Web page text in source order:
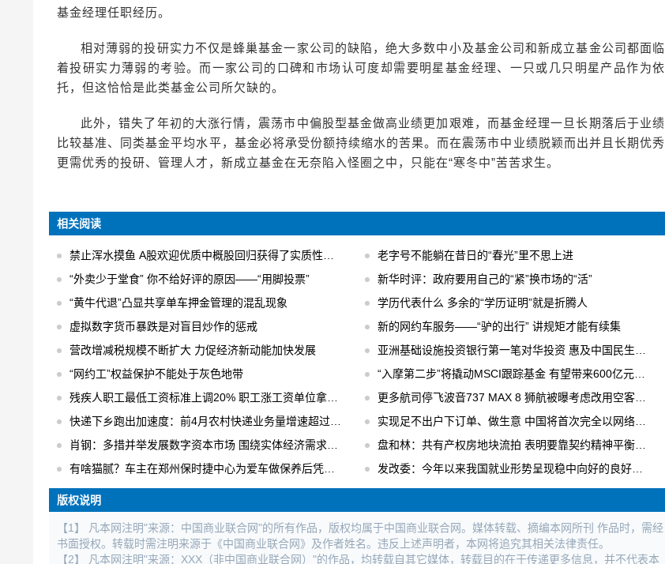
基金经理任职经历。
相对薄弱的投研实力不仅是蜂巢基金一家公司的缺陷，绝大多数中小及基金公司和新成立基金公司都面临
着投研实力薄弱的考验。而一家公司的口碑和市场认可度却需要明星基金经理、一只或几只明星产品作为依
托，但这恰恰是此类基金公司所欠缺的。
此外，错失了年初的大涨行情，震荡市中偏股型基金做高业绩更加艰难，而基金经理一旦长期落后于业绩
比较基准、同类基金平均水平，基金必将承受份额持续缩水的苦果。而在震荡市中业绩脱颖而出并且长期优秀
更需优秀的投研、管理人才，新成立基金在无奈陷入怪圈之中，只能在“寒冬中”苦苦求生。
相关阅读
禁止浑水摸鱼 A股欢迎优质中概股回归获得了实质性的进展
老字号不能躺在昔日的“春光”里不思上进
“外卖少于堂食” 你不给好评的原因——“用脚投票”
新华时评：政府要用自己的“紧”换市场的“活”
“黄牛代退”凸显共享单车押金管理的混乱现象
学历代表什么 多余的“学历证明”就是折腾人
虚拟数字货币暴跌是对盲目炒作的惩戒
新的网约车服务——“驴的出行” 讲规矩才能有续集
营改增减税规模不断扩大 力促经济新动能加快发展
亚洲基础设施投资银行第一笔对华投资 惠及中国民生工程
“网约工”权益保护不能处于灰色地带
“入摩第二步”将撬动MSCI跟踪基金 有望带来600亿元国内增量资金
残疾人职工最低工资标准上调20% 职工涨工资单位拿补贴
更多航司停飞波音737 MAX 8 狮航被曝考虑改用空客飞机
快递下乡跑出加速度：前4月农村快递业务量增速超过30% 日均快件处理量达1.6亿件
实现足不出户下订单、做生意 中国将首次完全以网络形式举办广交会
肖钢：多措并举发展数字资本市场 围绕实体经济需求进行数字化创新
盘和林：共有产权房地块流拍 表明要靠契约精神平衡各方利益
有啥猫腻？车主在郑州保时捷中心为爱车做保养后凭空出现大修记录
发改委：今年以来我国就业形势呈现稳中向好的良好局面
版权说明
【1】 凡本网注明"来源：中国商业联合网"的所有作品，版权均属于中国商业联合网。媒体转载、摘编本网所刊 作品时，需经
书面授权。转载时需注明来源于《中国商业联合网》及作者姓名。违反上述声明者，本网将追究其相关法律责任。
【2】 凡本网注明"来源：XXX（非中国商业联合网）"的作品，均转载自其它媒体，转载目的在于传递更多信息，并不代表本